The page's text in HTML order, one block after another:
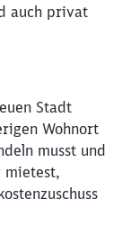
auch privat
Stadt
Wohnort
musst und
mietest,